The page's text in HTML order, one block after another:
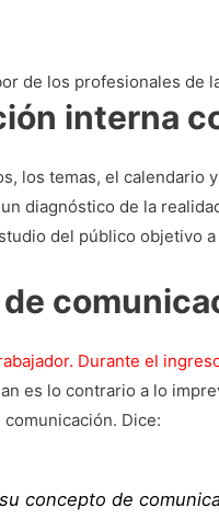
de los profesionales de
interna
los temas, el calendario
diagnóstico de la
del público objetivo
Durante el
es lo contrario a lo
Dice:
concepto de